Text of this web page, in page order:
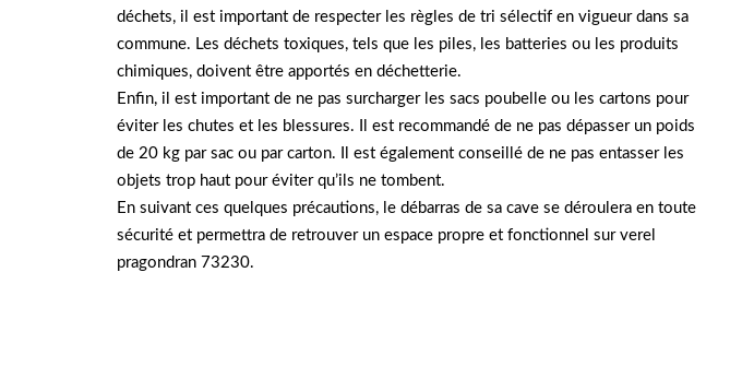
déchets, il est important de respecter les règles de tri sélectif en vigueur dans sa
commune. Les déchets toxiques, tels que les piles, les batteries ou les produits
chimiques, doivent être apportés en déchetterie.
Enfin, il est important de ne pas surcharger les sacs poubelle ou les cartons pour
éviter les chutes et les blessures. Il est recommandé de ne pas dépasser un poids
de 20 kg par sac ou par carton. Il est également conseillé de ne pas entasser les
objets trop haut pour éviter qu’ils ne tombent.
En suivant ces quelques précautions, le débarras de sa cave se déroulera en toute
sécurité et permettra de retrouver un espace propre et fonctionnel sur verel
pragondran 73230.